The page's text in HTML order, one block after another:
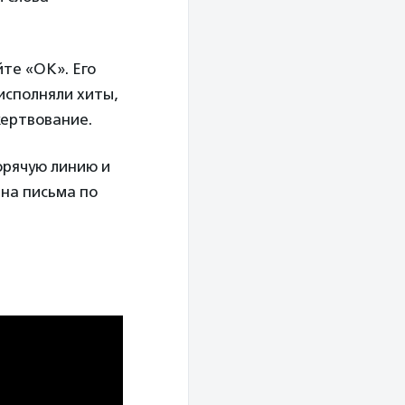
«ОК». Его
хиты,
линию и
письма по